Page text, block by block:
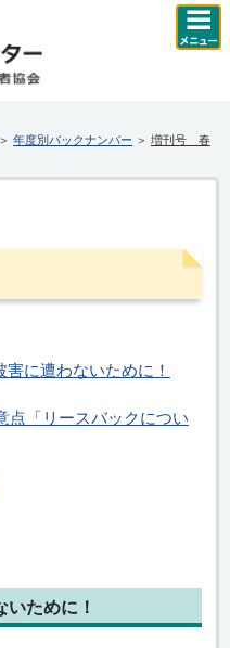
＞ 年度別バックナンバー ＞ 増刊号 春
に遭わないために！
点「リースバックについ
ために！